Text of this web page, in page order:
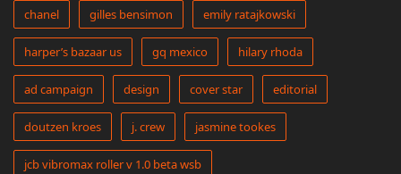
chanel gilles bensimon emily ratajkowski
harper’s bazaar us gq mexico hilary rhoda
ad campaign design cover star editorial
doutzen kroes j. crew jasmine tookes
jcb vibromax roller v 1.0 beta wsb